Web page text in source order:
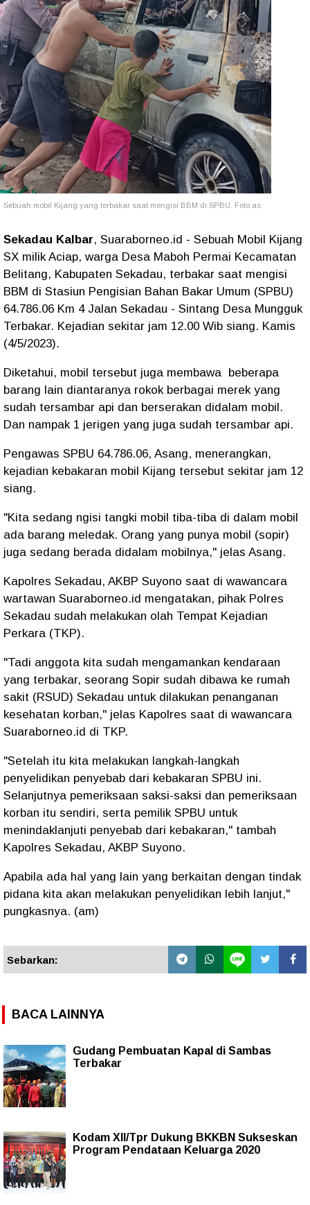
Sebuah mobil Kijang yang terbakar saat mengisi BBM di SPBU. Foto:as
Sekadau Kalbar, Suaraborneo.id - Sebuah Mobil Kijang
SX milik Aciap, warga Desa Maboh Permai Kecamatan
Belitang, Kabupaten Sekadau, terbakar saat mengisi
BBM di Stasiun Pengisian Bahan Bakar Umum (SPBU)
64.786.06 Km 4 Jalan Sekadau - Sintang Desa Mungguk
Terbakar. Kejadian sekitar jam 12.00 Wib siang. Kamis
(4/5/2023).
Diketahui, mobil tersebut juga membawa beberapa
barang lain diantaranya rokok berbagai merek yang
sudah tersambar api dan berserakan didalam mobil.
Dan nampak 1 jerigen yang juga sudah tersambar api.
Pengawas SPBU 64.786.06, Asang, menerangkan,
kejadian kebakaran mobil Kijang tersebut sekitar jam 12
siang.
"Kita sedang ngisi tangki mobil tiba-tiba di dalam mobil
ada barang meledak. Orang yang punya mobil (sopir)
juga sedang berada didalam mobilnya," jelas Asang.
Kapolres Sekadau, AKBP Suyono saat di wawancara
wartawan Suaraborneo.id mengatakan, pihak Polres
Sekadau sudah melakukan olah Tempat Kejadian
Perkara (TKP).
"Tadi anggota kita sudah mengamankan kendaraan
yang terbakar, seorang Sopir sudah dibawa ke rumah
sakit (RSUD) Sekadau untuk dilakukan penanganan
kesehatan korban," jelas Kapolres saat di wawancara
Suaraborneo.id di TKP.
"Setelah itu kita melakukan langkah-langkah
penyelidikan penyebab dari kebakaran SPBU ini.
Selanjutnya pemeriksaan saksi-saksi dan pemeriksaan
korban itu sendiri, serta pemilik SPBU untuk
menindaklanjuti penyebab dari kebakaran," tambah
Kapolres Sekadau, AKBP Suyono.
Apabila ada hal yang lain yang berkaitan dengan tindak
pidana kita akan melakukan penyelidikan lebih lanjut,"
pungkasnya. (am)
Sebarkan:
BACA LAINNYA
Gudang Pembuatan Kapal di Sambas
Terbakar
Kodam XII/Tpr Dukung BKKBN Sukseskan
Program Pendataan Keluarga 2020